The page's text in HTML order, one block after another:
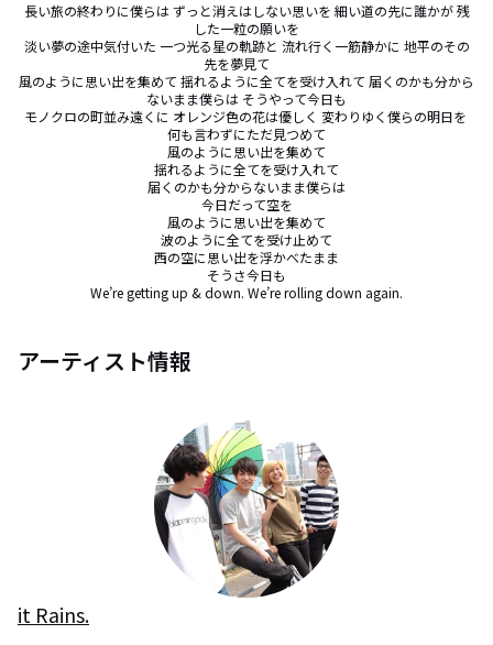
長い旅の終わりに僕らは ずっと消えはしない思いを 細い道の先に誰かが 残
した一粒の願いを
淡い夢の途中気付いた 一つ光る星の軌跡と 流れ行く一筋静かに 地平のその
先を夢見て
風のように思い出を集めて 揺れるように全てを受け入れて 届くのかも分から
ないまま僕らは そうやって今日も
モノクロの町並み遠くに オレンジ色の花は優しく 変わりゆく僕らの明日を
何も言わずにただ見つめて
風のように思い出を集めて
揺れるように全てを受け入れて
届くのかも分からないまま僕らは
今日だって空を
風のように思い出を集めて
波のように全てを受け止めて
西の空に思い出を浮かべたまま
そうさ今日も
We’re getting up & down. We’re rolling down again.
アーティスト情報
it Rains.